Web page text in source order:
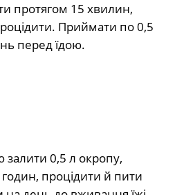
протягом 15 хвилин,
Приймати по 0,5
перед їдою.
0,5 л окропу,
процідити й пити